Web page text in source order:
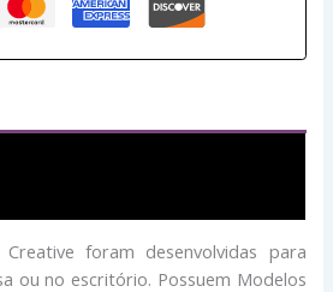
foram desenvolvidas para
ou no escritório. Possuem Modelos